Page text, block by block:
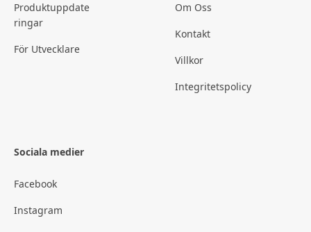
Produktuppdate
ringar
För Utvecklare
Om Oss
Kontakt
Villkor
Integritetspolicy
Sociala medier
Facebook
Instagram